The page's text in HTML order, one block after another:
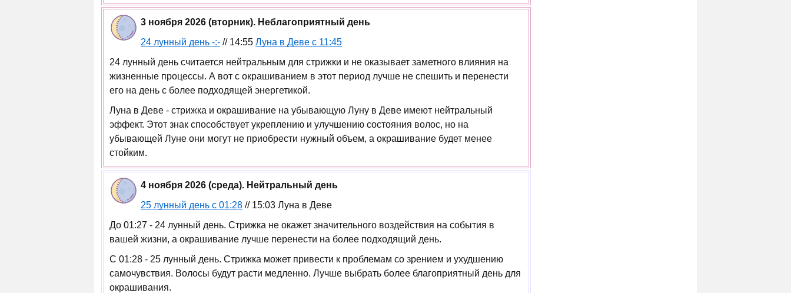
3 ноября 2026 (вторник). Неблагоприятный день
24 лунный день -:- // 14:55 Луна в Деве с 11:45
24 лунный день считается нейтральным для стрижки и не оказывает заметного влияния на
жизненные процессы. А вот с окрашиванием в этот период лучше не спешить и перенести
его на день с более подходящей энергетикой.
Луна в Деве - стрижка и окрашивание на убывающую Луну в Деве имеют нейтральный
эффект. Этот знак способствует укреплению и улучшению состояния волос, но на
убывающей Луне они могут не приобрести нужный объем, а окрашивание будет менее
стойким.
4 ноября 2026 (среда). Нейтральный день
25 лунный день с 01:28 // 15:03 Луна в Деве
До 01:27 - 24 лунный день. Стрижка не окажет значительного воздействия на события в
вашей жизни, а окрашивание лучше перенести на более подходящий день.
С 01:28 - 25 лунный день. Стрижка может привести к проблемам со зрением и ухудшению
самочувствия. Волосы будут расти медленно. Лучше выбрать более благоприятный день для
окрашивания.